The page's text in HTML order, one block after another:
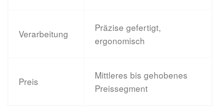
Verarbeitung
Präzise gefertigt,
ergonomisch
Preis
Mittleres bis gehobenes
Preissegment